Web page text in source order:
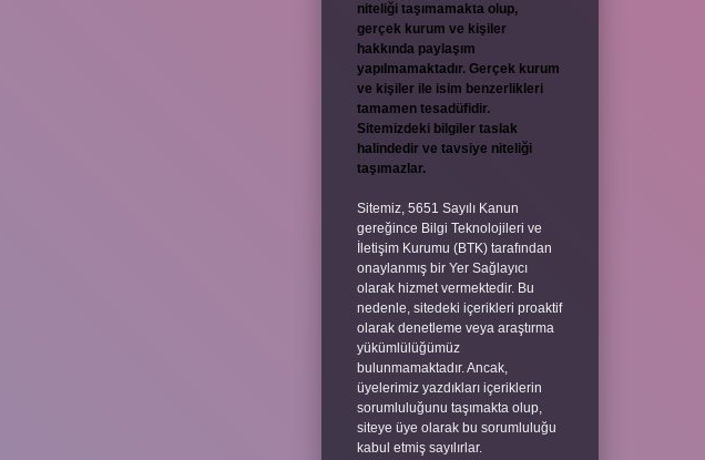
niteliği taşımamakta olup,
gerçek kurum ve kişiler
hakkında paylaşım
yapılmamaktadır. Gerçek kurum
ve kişiler ile isim benzerlikleri
tamamen tesadüfidir.
Sitemizdeki bilgiler taslak
halindedir ve tavsiye niteliği
taşımazlar.
Sitemiz, 5651 Sayılı Kanun
gereğince Bilgi Teknolojileri ve
İletişim Kurumu (BTK) tarafından
onaylanmış bir Yer Sağlayıcı
olarak hizmet vermektedir. Bu
nedenle, sitedeki içerikleri proaktif
olarak denetleme veya araştırma
yükümlülüğümüz
bulunmamaktadır. Ancak,
üyelerimiz yazdıkları içeriklerin
sorumluluğunu taşımakta olup,
siteye üye olarak bu sorumluluğu
kabul etmiş sayılırlar.